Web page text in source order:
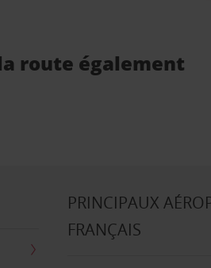
route également
PRINCIPAUX
FRANÇAIS